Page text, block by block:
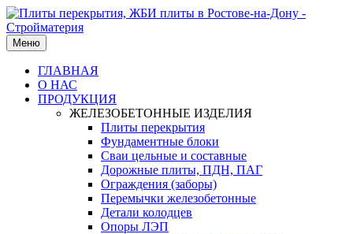
Меню
ГЛАВНАЯ
О НАС
ПРОДУКЦИЯ
ЖЕЛЕЗОБЕТОННЫЕ ИЗДЕЛИЯ
Плиты перекрытия
Фундаментные блоки
Сваи цельные и составные
Дорожные плиты, ПДН, ПАГ
Ограждения (заборы)
Перемычки железобетонные
Детали колодцев
Опоры ЛЭП